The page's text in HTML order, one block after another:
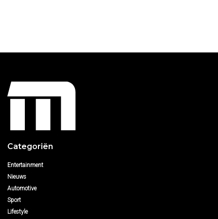
Categoriën
Entertainment
Nieuws
Automotive
Sport
Lifestyle